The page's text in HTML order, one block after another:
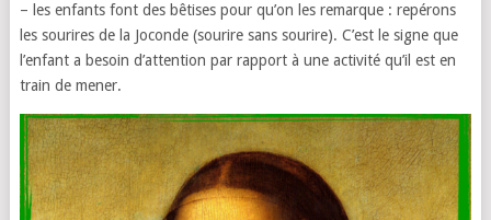
– les enfants font des bêtises pour qu’on les remarque : repérons
les sourires de la Joconde (sourire sans sourire). C’est le signe que
l’enfant a besoin d’attention par rapport à une activité qu’il est en
train de mener.